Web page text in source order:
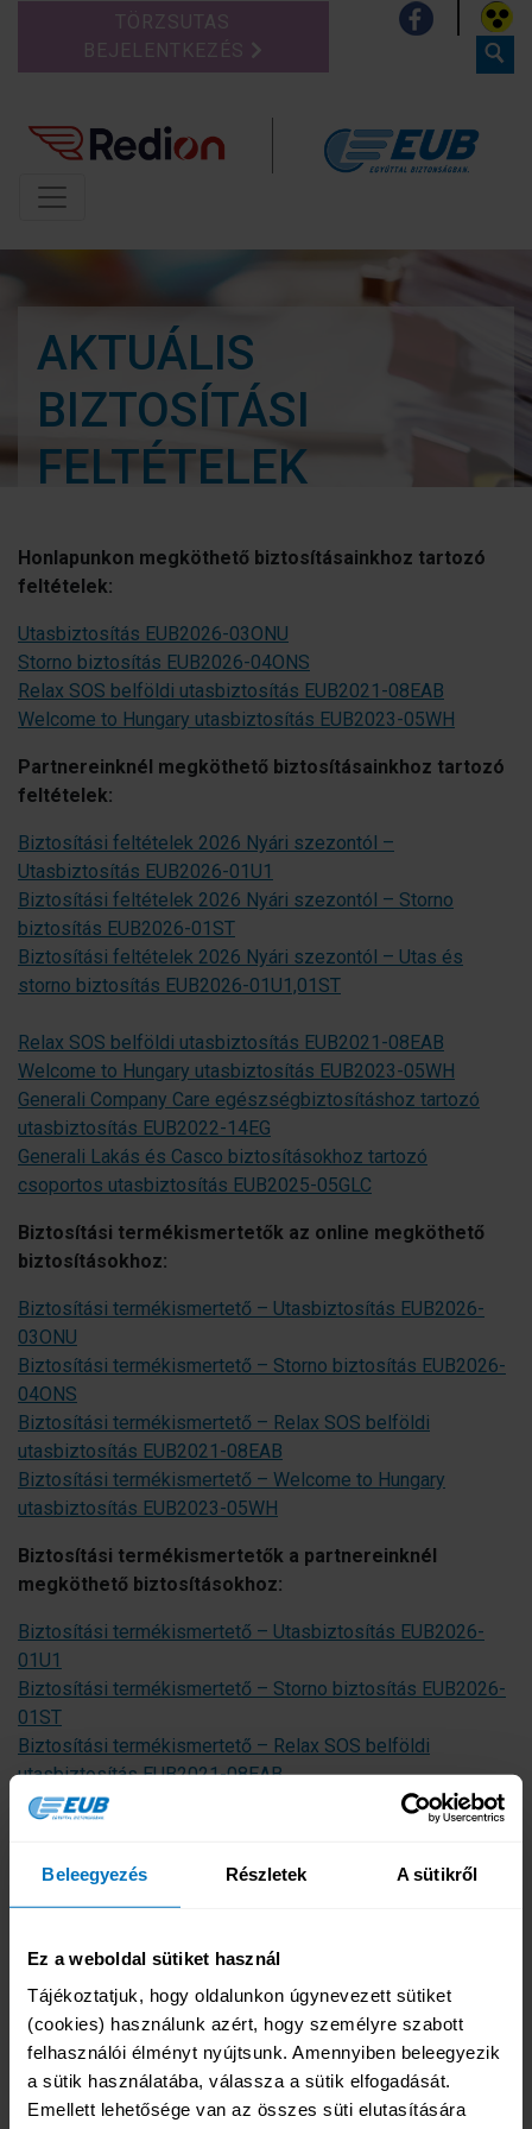
Beleegyezés Részletek A sütikről
Ez a weboldal sütiket használ
Tájékoztatjuk, hogy oldalunkon úgynevezett sütiket
(cookies) használunk azért, hogy személyre szabott
felhasználói élményt nyújtsunk. Amennyiben beleegyezik
a sütik használatába, válassza a sütik elfogadását.
Emellett lehetősége van az összes süti elutasítására
TÖRZSUTAS
BEJELENTKEZÉS
AKTUÁLIS
BIZTOSÍTÁSI
FELTÉTELEK
Honlapunkon megköthető biztosításainkhoz tartozó
feltételek:
Utasbiztosítás EUB2026-03ONU
Storno biztosítás EUB2026-04ONS
Relax SOS belföldi utasbiztosítás EUB2021-08EAB
Welcome to Hungary utasbiztosítás EUB2023-05WH
Partnereinknél megköthető biztosításainkhoz tartozó
feltételek:
Biztosítási feltételek 2026 Nyári szezontól –
Utasbiztosítás EUB2026-01U1
Biztosítási feltételek 2026 Nyári szezontól – Storno
biztosítás EUB2026-01ST
Biztosítási feltételek 2026 Nyári szezontól – Utas és
storno biztosítás EUB2026-01U1,01ST
Relax SOS belföldi utasbiztosítás EUB2021-08EAB
Welcome to Hungary utasbiztosítás EUB2023-05WH
Generali Company Care egészségbiztosításhoz tartozó
utasbiztosítás EUB2022-14EG
Generali Lakás és Casco biztosításokhoz tartozó
csoportos utasbiztosítás EUB2025-05GLC
Biztosítási termékismertetők az online megköthető
biztosításokhoz:
Biztosítási termékismertető – Utasbiztosítás EUB2026-
03ONU
Biztosítási termékismertető – Storno biztosítás EUB2026-
04ONS
Biztosítási termékismertető – Relax SOS belföldi
utasbiztosítás EUB2021-08EAB
Biztosítási termékismertető – Welcome to Hungary
utasbiztosítás EUB2023-05WH
Biztosítási termékismertetők a partnereinknél
megköthető biztosításokhoz:
Biztosítási termékismertető – Utasbiztosítás EUB2026-
01U1
Biztosítási termékismertető – Storno biztosítás EUB2026-
01ST
Biztosítási termékismertető – Relax SOS belföldi
utasbiztosítás EUB2021-08EAB
Biztosítási termékismertető – Welcome to Hungary
Tengerparti üdülés
Horvátországba, Szlovéniába
Városnézésre, körútra
Téli sportokra
Búvárkodás